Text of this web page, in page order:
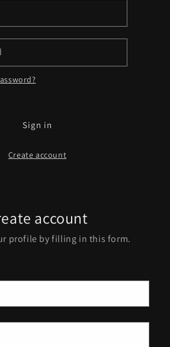
Sign in
Create account
account
profile by filling in this form.